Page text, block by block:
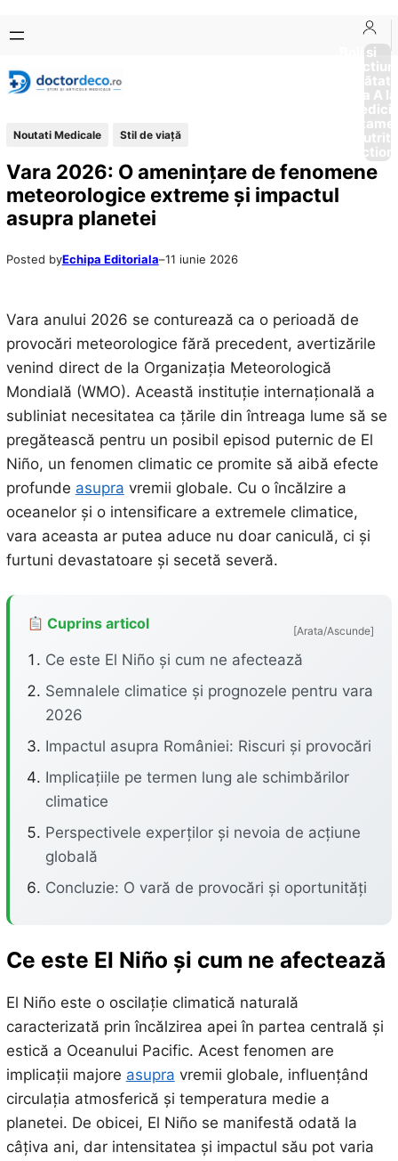
conținut
content
Boli si
Afectiuni
Sănătate
de la A
Noutati Medicale Stil de viaţă
Vara 2026: O amenințare de fenomene
meteorologice extreme și impactul
asupra planetei
Posted byEchipa Editoriala–11 iunie 2026
Vara anului 2026 se conturează ca o perioadă de
provocări meteorologice fără precedent, avertizările
venind direct de la Organizația Meteorologică
Mondială (WMO). Această instituție internațională a
subliniat necesitatea ca țările din întreaga lume să se
pregătească pentru un posibil episod puternic de El
Niño, un fenomen climatic ce promite să aibă efecte
profunde asupra vremii globale. Cu o încălzire a
oceanelor și o intensificare a extremele climatice,
vara aceasta ar putea aduce nu doar caniculă, ci și
furtuni devastatoare și secetă severă.
Cuprins articol [Arata/Ascunde]
Ce este El Niño și cum ne afectează
Semnalele climatice și prognozele pentru vara
2026
Impactul asupra României: Riscuri și provocări
Implicațiile pe termen lung ale schimbărilor
climatice
Perspectivele experților și nevoia de acțiune
globală
Concluzie: O vară de provocări și oportunități
Ce este El Niño și cum ne afectează
El Niño este o oscilație climatică naturală
caracterizată prin încălzirea apei în partea centrală și
estică a Oceanului Pacific. Acest fenomen are
implicații majore asupra vremii globale, influențând
circulația atmosferică și temperatura medie a
planetei. De obicei, El Niño se manifestă odată la
câțiva ani, dar intensitatea și impactul său pot varia